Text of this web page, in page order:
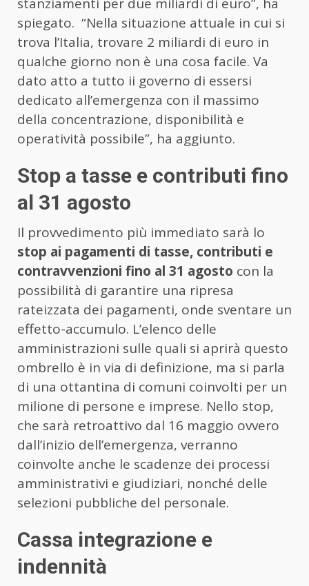
spiegato. “Nella situazione attuale in cui si
trova l’Italia, trovare 2 miliardi di euro in
qualche giorno non è una cosa facile. Va
dato atto a tutto ii governo di essersi
dedicato all’emergenza con il massimo
della concentrazione, disponibilità e
operatività possibile”, ha aggiunto.
Stop a tasse e contributi fino
al 31 agosto
Il provvedimento più immediato sarà lo
stop ai pagamenti di tasse, contributi e
contravvenzioni fino al 31 agosto con la
possibilità di garantire una ripresa
rateizzata dei pagamenti, onde sventare un
effetto-accumulo. L’elenco delle
amministrazioni sulle quali si aprirà questo
ombrello è in via di definizione, ma si parla
di una ottantina di comuni coinvolti per un
milione di persone e imprese. Nello stop,
che sarà retroattivo dal 16 maggio ovvero
dall’inizio dell’emergenza, verranno
coinvolte anche le scadenze dei processi
amministrativi e giudiziari, nonché delle
selezioni pubbliche del personale.
Cassa integrazione e
indennità